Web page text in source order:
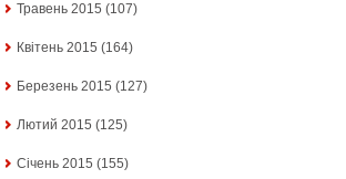
Травень 2015 (107)
Квітень 2015 (164)
Березень 2015 (127)
Лютий 2015 (125)
Січень 2015 (155)